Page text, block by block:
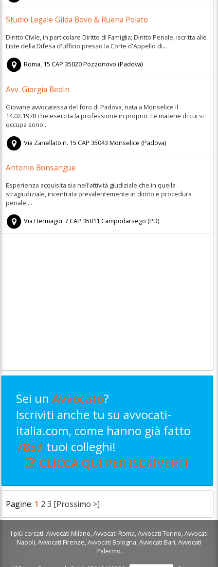
Studio Legale Gilda Bovo & Ruena Polato
Diritto Civile, in particolare Diritto di Famiglia; Diritto Penale, iscritta alle
Liste della Difesa d'ufficio presso la Corte d'Appello di...
Roma, 15 CAP35020Pozzonovo (Padova)
Avv. Giorgia Bedin
Giovane avvocatessa del foro di Padova, nata a Monselice il
14.02.1978 che esercita la professione in proprio. Le materie di cui si
occupa sono...
Via Zanellato n. 15 CAP35043 Monselice (Padova)
Antonio Bonsangue
Esperienza acquisita sia nell'attività giudiziale che in quella
stragiudiziale, incentrata prevalentemente in diritto e procedura
penale,...
Via Hermagor 7CAP35011 Campodarsego (PD)
Sei unAvvocato?
Iscriviti anche tu su avvocati-
italia.com, come hanno già fatto
7853 tuoi colleghi!
CLICCA QUI PER ISCRIVERTI
Pagine: 1 2 3 [Prossimo >]
I più cercati: Avvocati Milano,Avvocati Roma,Avvocati Torino,Avvocati
Napoli,Avvocati Firenze,Avvocati Bologna,Avvocati Bari,Avvocati
Palermo.